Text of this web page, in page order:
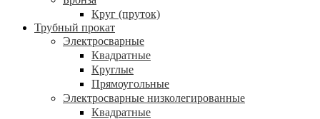
Круг (пруток)
Трубный прокат
Электросварные
Квадратные
Круглые
Прямоугольные
Электросварные низколегированные
Квадратные